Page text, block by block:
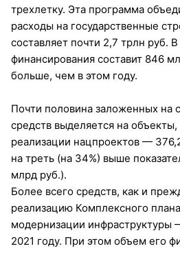
трехлетку. Эта программа
расходы на государственные
составляет почти 2,7 трлн руб.
финансирования составит 846
больше, чем в этом году.
Почти половина заложенных на
средств выделяется на
реализации нацпроектов —
на треть (на 34%) выше
млрд руб.).
Более всего средств, как и
реализацию Комплексного
модернизации инфраструктуры
2021 году. При этом объем его